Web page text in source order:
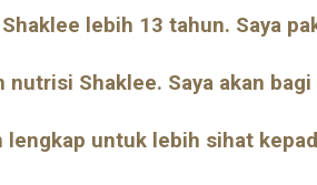
lebih 13 tahun. Saya
nutrisi Shaklee. Saya akan bagi
lengkap untuk lebih sihat